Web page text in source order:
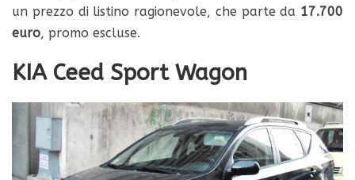
un prezzo di listino ragionevole, che parte da 17.700
euro, promo escluse.
KIA Ceed Sport Wagon